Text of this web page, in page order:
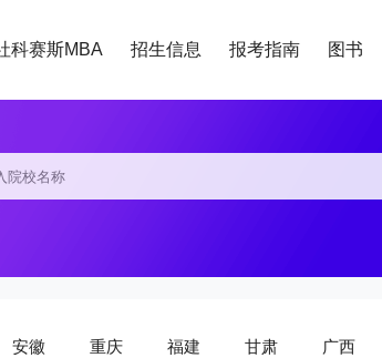
科赛斯MBA 招生信息 报考指南 图书
安徽 重庆 福建 甘肃 广西